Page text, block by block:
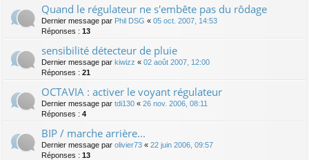
Quand le régulateur ne s'embête pas du rôdage
Dernier message par Phil DSG « 05 oct. 2007, 14:53
Réponses : 13
sensibilité détecteur de pluie
Dernier message par kiwizz « 02 août 2007, 12:00
Réponses : 21
OCTAVIA : activer le voyant régulateur
Dernier message par tdi130 « 26 nov. 2006, 08:11
Réponses : 4
BIP / marche arrière...
Dernier message par olivier73 « 22 juin 2006, 09:57
Réponses : 13